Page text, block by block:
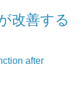
改善する
after